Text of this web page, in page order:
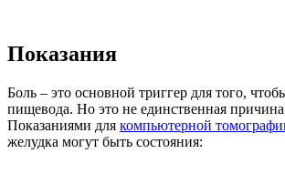
Показания
Боль – это основной триггер для того,
пищевода. Но это не единственная причина
Показаниями для компьютерной
желудка могут быть состояния: